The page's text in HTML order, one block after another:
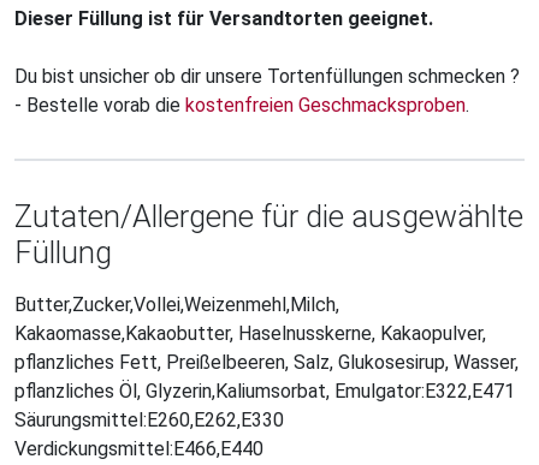
Dieser Füllung ist für Versandtorten geeignet.
Du bist unsicher ob dir unsere Tortenfüllungen schmecken ?
- Bestelle vorab die kostenfreien Geschmacksproben.
Zutaten/Allergene für die ausgewählte
Füllung
Butter,Zucker,Vollei,Weizenmehl,Milch,
Kakaomasse,Kakaobutter, Haselnusskerne, Kakaopulver,
pflanzliches Fett, Preißelbeeren, Salz, Glukosesirup, Wasser,
pflanzliches Öl, Glyzerin,Kaliumsorbat, Emulgator:E322,E471
Säurungsmittel:E260,E262,E330
Verdickungsmittel:E466,E440